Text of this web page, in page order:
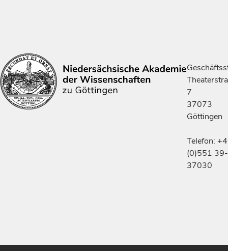
7
37073
Göttingen
Telefon:
(0)551 39-
37030